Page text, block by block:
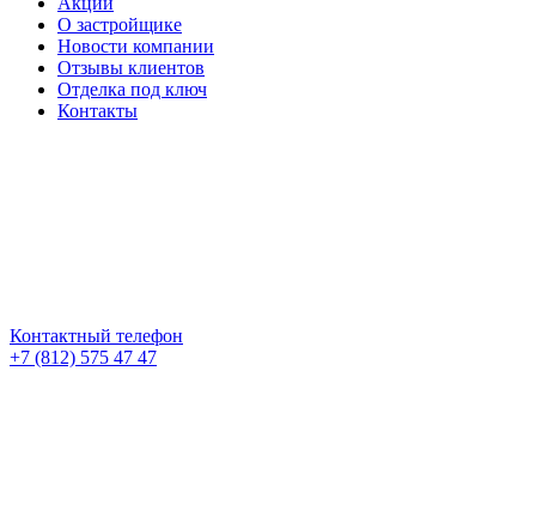
О застройщике
Новости компании
Отзывы клиентов
Отделка под ключ
Контакты
Контактный телефон
+7 (812) 575 47 47